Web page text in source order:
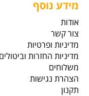
מידע נוסף
אודות
צור קשר
מדיניות ופרטיות
מדיניות החזרות וביטולים
משלוחים
הצהרת נגישות
תקנון